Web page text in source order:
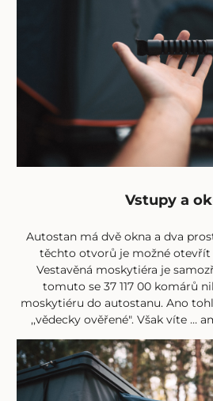
Vstupy a
Autostan má dvě okna a dva
těchto otvorů je možné
Vestavěná moskytiéra je
tomuto se 37 117 00 komárů
moskytiéru do autostanu. Ano
,,vědecky ověřené". Však víte …